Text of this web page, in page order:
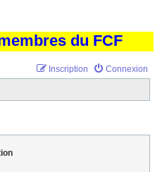
du FCF
Connexion
Inscription